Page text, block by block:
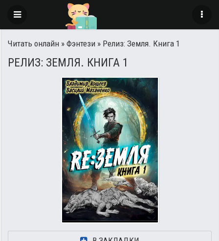
Читать онлайн » Фэнтези » Релиз: Земля. Книга 1
РЕЛИЗ: ЗЕМЛЯ. КНИГА 1